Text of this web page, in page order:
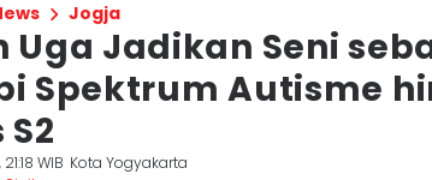
Jogja
Uga Jadikan Seni
Spektrum Autisme
WIB Kota Yogyakarta